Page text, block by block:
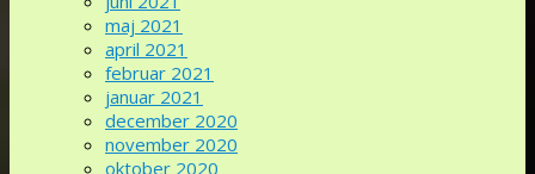
maj 2021
april 2021
februar 2021
januar 2021
december 2020
november 2020
oktober 2020